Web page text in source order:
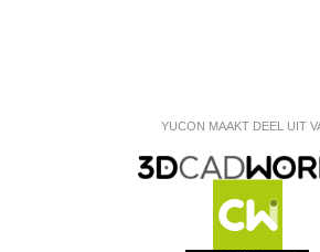
YUCON MAAKT DEEL UIT